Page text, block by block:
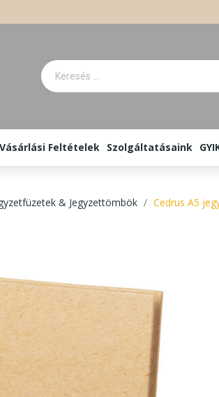
Vásárlási Feltételek Szolgáltatásaink
& Jegyzettömbök Cedrus A5